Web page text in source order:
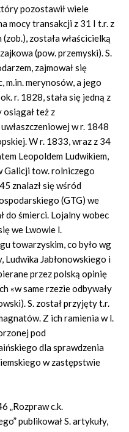
pozostawił wiele
mocy transakcji z 31 I t.r. z
została właścicielką
(pow. przemyski). S.
zajmował się
m.in. merynosów, a jego
r. 1828, stała się jedną z
osiągał też z
w r. 1848
W r. 1833, wraz z 34
Leopoldem Ludwikiem,
Galicji tow. rolniczego
znalazł się wśród
(GTG) we
do śmierci. Lojalny wobec
we Lwowie l.
towarzyskim, co było wg
Ludwika Jabłonowskiego i
przez polską opinię
«w same rzezie odbywały
S. został przyjęty t.r.
Z ich ramienia w l.
pod
dla sprawdzenia
w zastępstwie
„Rozpraw c.k.
publikował S. artykuły,